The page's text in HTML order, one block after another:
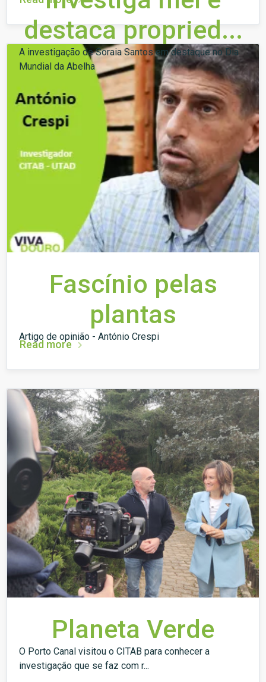
destaca propried...
A investigação de Soraia Santos em destaque no Dia
Mundial da Abelha
Fascínio pelas
plantas
Artigo de opinião - António Crespi
Read more
Planeta Verde
O Porto Canal visitou o CITAB para conhecer a
investigação que se faz com r...